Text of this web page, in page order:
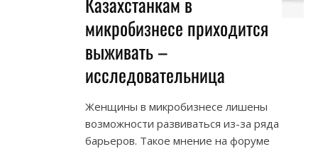
микробизнесе приходится
выживать –
исследовательница
Женщины в микробизнесе лишены
возможности развиваться из-за ряда
барьеров. Такое мнение на форуме